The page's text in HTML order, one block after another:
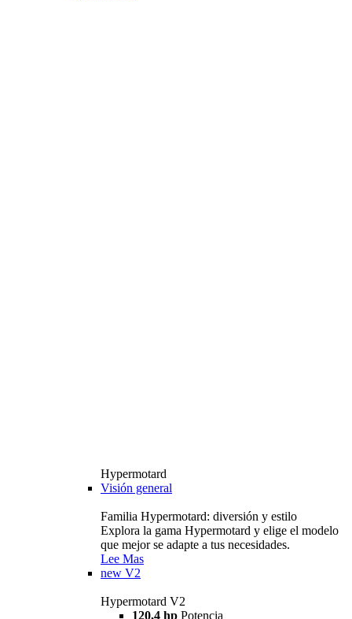
Hypermotard
Visión general
Familia Hypermotard: diversión y estilo
Explora la gama Hypermotard y elige el modelo
que mejor se adapte a tus necesidades.
Lee Mas
new V2
Hypermotard V2
120,4 hp Potencia